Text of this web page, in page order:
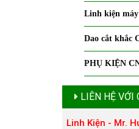
Linh kiện máy
Dao cắt khắc
PHỤ KIỆN
LIÊN HỆ VỚI
Linh Kiện - Mr.